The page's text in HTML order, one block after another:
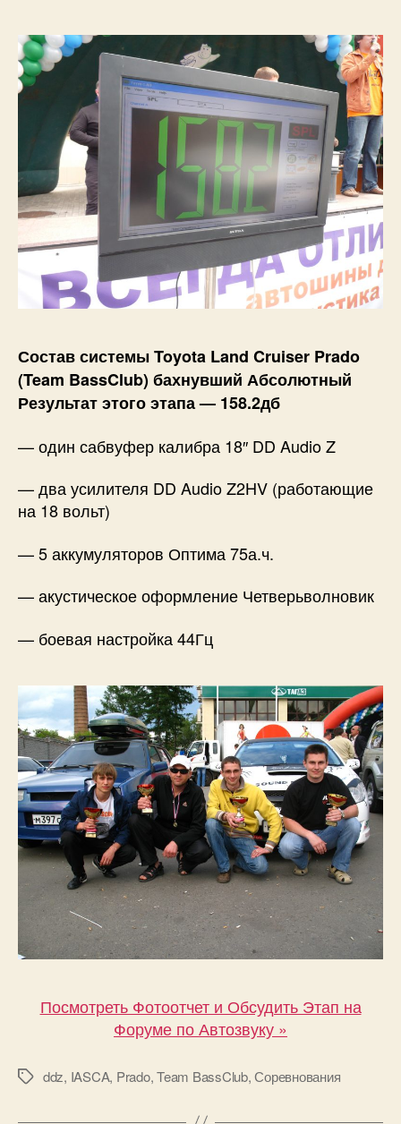
Состав системы Toyota Land Cruiser Prado
(Team BassClub) бахнувший Абсолютный
Результат этого этапа — 158.2дб
— один сабвуфер калибра 18″ DD Audio Z
— два усилителя DD Audio Z2HV (работающие
на 18 вольт)
— 5 аккумуляторов Оптима 75а.ч.
— акустическое оформление Четверьволновик
— боевая настройка 44Гц
Посмотреть Фотоотчет и Обсудить Этап на
Форуме по Автозвуку »
Меткиddz, IASCA, Prado,Team BassClub,Соревнования